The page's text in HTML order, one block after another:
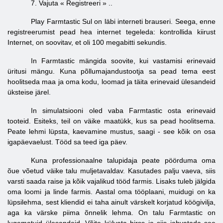
7. Vajuta « Registreeri» ..
Play Farmtastic Sul on läbi interneti brauseri. Seega, enne
registreerumist pead hea internet tegeleda: kontrollida kiirust
Internet, on soovitav, et oli 100 megabitti sekundis.
In Farmtastic mängida soovite, kui vastamisi erinevaid
üritusi mängu. Kuna põllumajandustootja sa pead tema eest
hoolitseda maa ja oma kodu, loomad ja täita erinevaid ülesandeid
üksteise järel.
In simulatsiooni oled vaba Farmtastic osta erinevaid
tooteid. Esiteks, teil on väike maatükk, kus sa pead hoolitsema.
Peate lehmi lüpsta, kaevamine mustus, saagi - see kõik on osa
igapäevaelust. Tööd sa teed iga päev.
Kuna professionaalne talupidaja peate pöörduma oma
õue võetud väike talu muljetavaldav. Kasutades palju vaeva, siis
varsti saada raise ja kõik vajalikud tööd farmis. Lisaks tuleb jälgida
oma loomi ja linde farmis. Aastal oma tööplaani, muidugi on ka
lüpsilehma, sest kliendid ei taha ainult värskelt korjatud köögivilja,
aga ka värske piima õnnelik lehma. On talu Farmtastic on